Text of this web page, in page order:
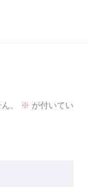
。 ※ が付いてい